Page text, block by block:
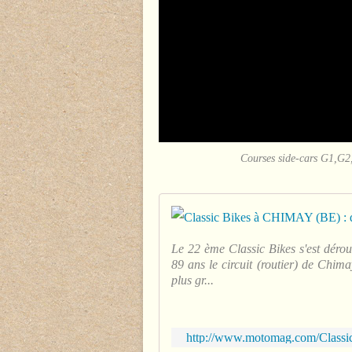
Courses side-cars
Le 22 ème Classic Bikes s'est
89 ans le circuit (routier) de
plus gr...
http://www.motomag.com/